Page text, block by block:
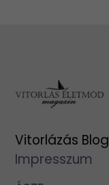
Vitorlázás Blog
Impresszum